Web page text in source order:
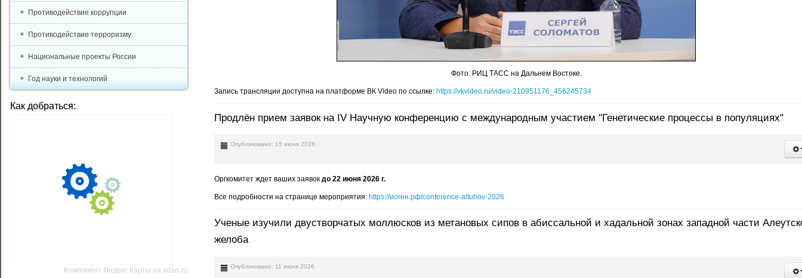
Фото: РИЦ ТАСС на Дальнем Востоке.
Запись трансляции доступна на платформе ВК Video по ссылке: https://vkvideo.ru/video-210951176_456245734
Продлён прием заявок на IV Научную конференцию с международным участием "Генетические процессы в популяциях"
Опубликовано: 15 июня 2026
Оргкомитет ждет ваших заявок до 22 июня 2026 г.
Все подробности на странице мероприятия: https://иоген.рф/conference-altuhov-2026
Ученые изучили двустворчатых моллюсков из метановых сипов в абиссальной и хадальной зонах западной части
желоба
Опубликовано: 11 июня 2026
Противодействие коррупции
Противодействие терроризму
Национальные проекты России
Год науки и технологий
Как добраться:
Компонент Яндекс Карты на xdan.ru